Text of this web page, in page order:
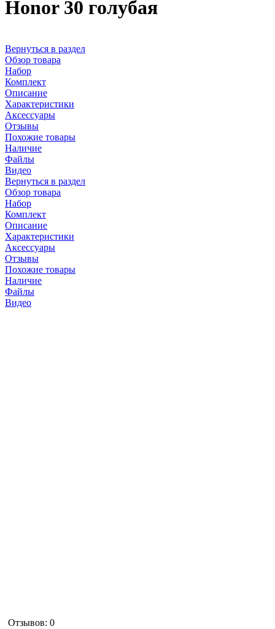
Honor 30 голубая
Вернуться в раздел
Обзор товара
Набор
Комплект
Описание
Характеристики
Аксессуары
Отзывы
Похожие товары
Наличие
Файлы
Видео
Вернуться в раздел
Обзор товара
Набор
Комплект
Описание
Характеристики
Аксессуары
Отзывы
Похожие товары
Наличие
Файлы
Видео
Отзывов: 0